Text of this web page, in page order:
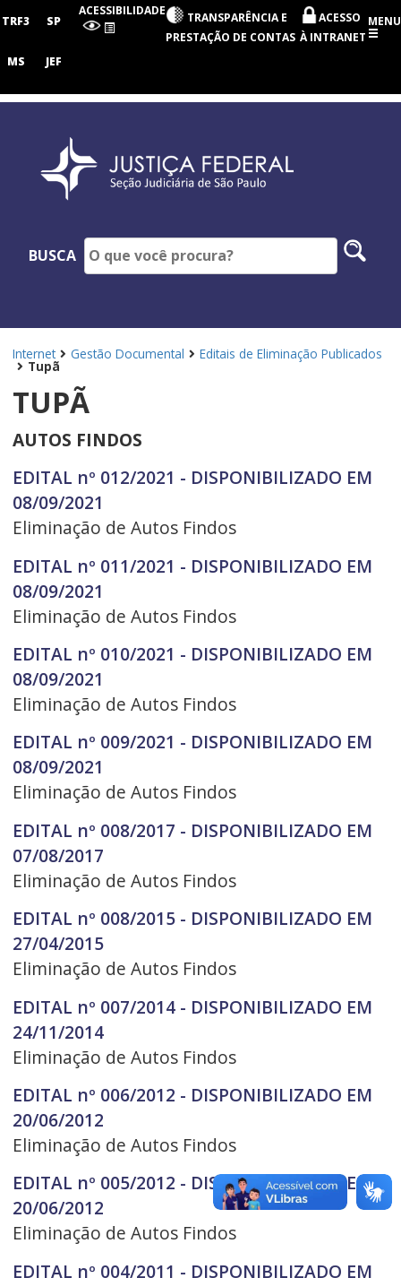
Judiciária
Paulo
TRF3 SP
MS JEF
ACESSIBILIDADE
TRANSPARÊNCIA E
PRESTAÇÃO DE CONTAS
ACESSO
À INTRANET
MENU
BUSCA
Internet Gestão Documental Editais de Eliminação Publicados
Tupã
TUPÃ
AUTOS FINDOS
EDITAL nº 012/2021 - DISPONIBILIZADO EM
08/09/2021
Eliminação de Autos Findos
EDITAL nº 011/2021 - DISPONIBILIZADO EM
08/09/2021
Eliminação de Autos Findos
EDITAL nº 010/2021 - DISPONIBILIZADO EM
08/09/2021
Eliminação de Autos Findos
EDITAL nº 009/2021 - DISPONIBILIZADO EM
08/09/2021
Eliminação de Autos Findos
EDITAL nº 008/2017 - DISPONIBILIZADO EM
07/08/2017
Eliminação de Autos Findos
EDITAL nº 008/2015 - DISPONIBILIZADO EM
27/04/2015
Eliminação de Autos Findos
EDITAL nº 007/2014 - DISPONIBILIZADO EM
24/11/2014
Eliminação de Autos Findos
EDITAL nº 006/2012 - DISPONIBILIZADO EM
20/06/2012
Eliminação de Autos Findos
EDITAL nº 005/2012 - DISPONIBILIZADO EM
20/06/2012
Eliminação de Autos Findos
EDITAL nº 004/2011 - DISPONIBILIZADO EM